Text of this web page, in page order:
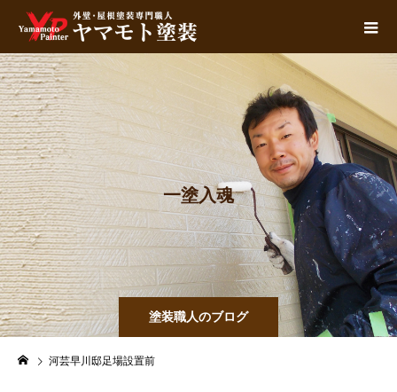
塗装職人のブログ
一塗入魂
河芸早川邸足場設置前